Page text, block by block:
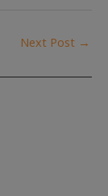
Next Post →